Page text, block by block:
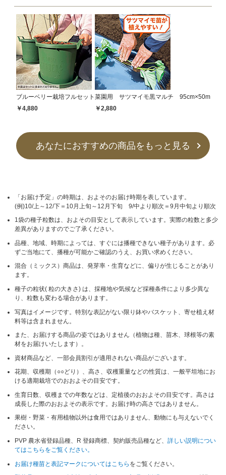
ブルーベリー栽培フルセット
￥4,880
菜園用 サツマイモ黒マルチ 95cm×50m
￥2,880
あなたにおすすめの商品をもっと見る
「お届け予定」の時期は、およそのお届け時期を表しています。
(例)10/上～12/下＝10月上旬～12月下旬 9/中より順次＝9月中旬より順次
1袋の種子粒数は、およその目安として表示しています。実際の粒数と多少
差異がありますのでご了承ください。
品種、地域、時期によっては、すぐには播種できない種子があります。必
ずご当地にて、播種が可能かご確認のうえ、お買い求めください。
混合（ミックス）商品は、発芽率・生育などに、偏りが生じることがあり
ます。
種子の粒状( 粒の大きさ) は、採種地や気候など採種条件により多少異な
り、粒数も変わる場合があります。
写真はイメージです。特別な表記がない限り鉢やバスケット、寄せ植え材
料等は含まれません。
また、お届けする商品の姿ではありません（植物は種、苗木、球根等の素
材をお届けいたします）。
資材商品など、一部会員割引が適用されない商品がございます。
花期、収穫期（○○どり）、高さ、収穫重量などの性質は、一般平坦地にお
ける適期栽培でのおおよその目安です。
生育日数、収穫までの年数などは、定植後のおおよその目安です。高さは
成長した際のおおよその表示です。お届け時の高さではありません。
果樹・野菜・有用植物以外は食用ではありません、動物にも与えないでく
ださい。
PVP 農水省登録品種、R 登録商標、契約販売品種など、詳しい説明につい
てはこちらをご覧ください。
お届け種苗と表記マークについてはこちら をご覧ください。